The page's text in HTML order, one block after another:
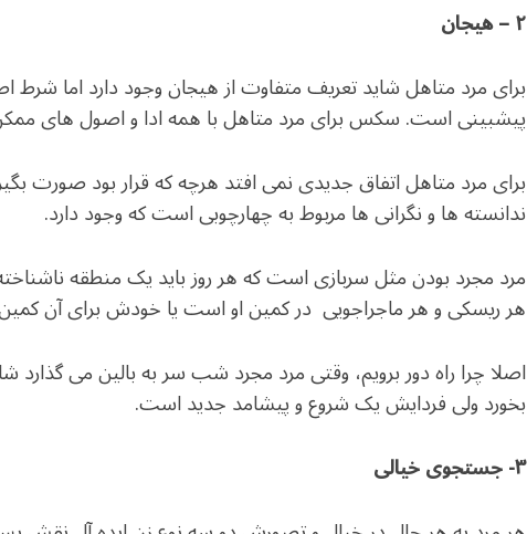
۲ – هیجان
برای مرد متاهل شاید تعریف متفاوت از هیجان وجود دارد اما
پیشبینی است. سکس برای مرد متاهل با همه ادا و اصول های
برای مرد متاهل اتفاق جدیدی نمی افتد هرچه که قرار بود صورت
ندانسته ها و نگرانی ها مربوط به چهارچوبی است که وجود دارد.
مرد مجرد بودن مثل سربازی است که هر روز باید یک منطقه
هر ریسکی و هر ماجراجویی در کمین او است یا خودش برای آن
اصلا چرا راه دور برویم، وقتی مرد مجرد شب سر به بالین می گذارد
بخورد ولی فردایش یک شروع و پیشامد جدید است.
۳- جستجوی خیالی